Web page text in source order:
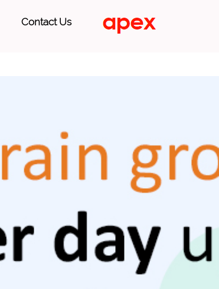
Contact Us